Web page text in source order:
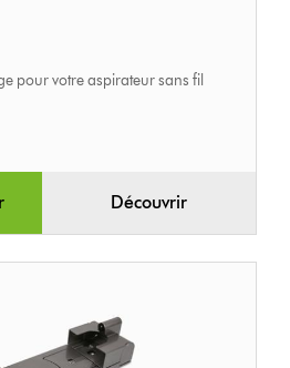
pour votre aspirateur sans fil
Découvrir